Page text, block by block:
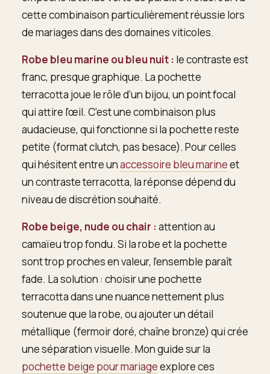
cette combinaison particulièrement réussie lors
de mariages dans des domaines viticoles.
Robe bleu marine ou bleu nuit : le contraste est
franc, presque graphique. La pochette
terracotta joue le rôle d’un bijou, un point focal
qui attire l’œil. C’est une combinaison plus
audacieuse, qui fonctionne si la pochette reste
petite (format clutch, pas besace). Pour celles
qui hésitent entre unaccessoire bleu marineet
un contraste terracotta, la réponse dépend du
niveau de discrétion souhaité.
Robe beige, nude ou chair :attention au
camaïeu trop fondu. Si la robe et la pochette
sont trop proches en valeur, l’ensemble paraît
fade. La solution : choisir une pochette
terracotta dans une nuance nettement plus
soutenue que la robe, ou ajouter un détail
métallique (fermoir doré, chaîne bronze) qui crée
une séparation visuelle. Mon guide sur la
pochette beige pour mariageexplore ces